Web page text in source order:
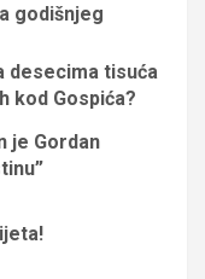
godišnjeg
desecima tisuća
kod Gospića?
je Gordan